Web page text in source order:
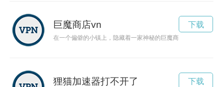
巨魔商店vn
在一个偏僻的小镇上，隐藏着一家神秘的巨魔商店，据说这里
下载
狸猫加速器打不开了 下载